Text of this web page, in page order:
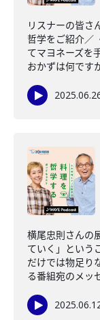
リスナーの皆さ
哲学をご紹介／
てマヨネーズを
おかずは何です
横尾忠則さんの
ていく」という
だけでは物足り
る番組宛のメッ